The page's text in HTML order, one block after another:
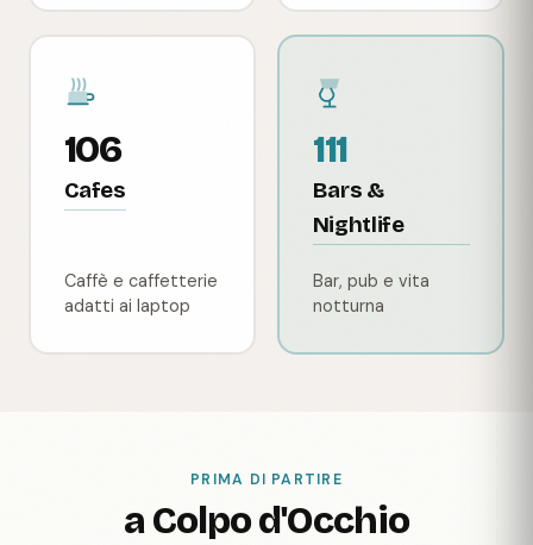
106
Cafes
Caffè e caffetterie
adatti ai laptop
111
Bars &
Nightlife
Bar, pub e vita
notturna
PRIMA DI PARTIRE
a Colpo d'Occhio